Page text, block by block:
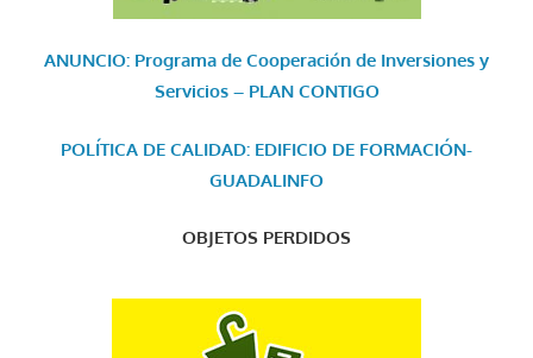
ANUNCIO: Programa de Cooperación de Inversiones y
Servicios – PLAN CONTIGO
POLÍTICA DE CALIDAD: EDIFICIO DE FORMACIÓN-
GUADALINFO
OBJETOS PERDIDOS